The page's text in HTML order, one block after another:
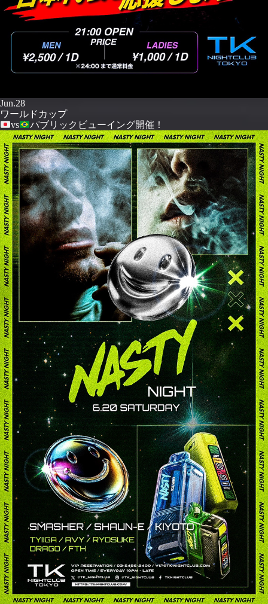
Jun.28
ワールドカップ
vs
パブリックビューイング開催！